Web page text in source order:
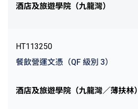
酒店及旅遊學院（九龍灣）
HT113250
餐飲營運文憑（QF 級別 3）
酒店及旅遊學院（九龍灣／薄扶林）